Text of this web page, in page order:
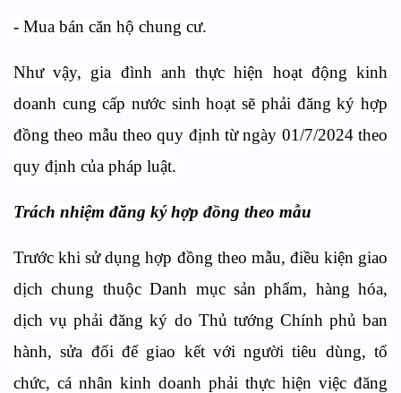
- Mua bán căn hộ chung cư.
Như vậy, gia đình anh thực hiện hoạt động kinh
doanh cung cấp nước sinh hoạt sẽ phải đăng ký hợp
đồng theo mẫu theo quy định từ ngày 01/7/2024 theo
quy định của pháp luật.
Trách nhiệm đăng ký hợp đồng theo mẫu
Trước khi sử dụng hợp đồng theo mẫu, điều kiện giao
dịch chung thuộc Danh mục sản phẩm, hàng hóa,
dịch vụ phải đăng ký do Thủ tướng Chính phủ ban
hành, sửa đổi để giao kết với người tiêu dùng, tổ
chức, cá nhân kinh doanh phải thực hiện việc đăng